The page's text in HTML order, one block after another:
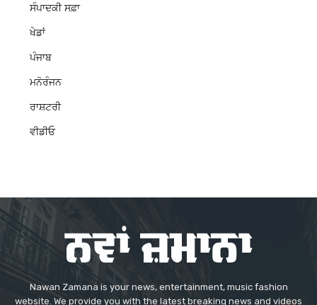
ਸੰਪਾਦਕੀ ਸਫ਼ਾ
ਖੇਡਾਂ
ਪੰਜਾਬ
ਮਨੋਰੰਜਨ
ਰਾਸ਼ਟਰੀ
ਵੀਡੀਓ
Nawan Zamana is your news, entertainment, music fashion
website. We provide you with the latest breaking news and videos